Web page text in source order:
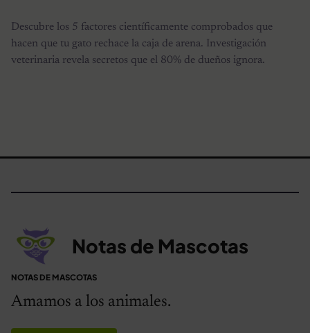
Descubre los 5 factores científicamente comprobados que
hacen que tu gato rechace la caja de arena. Investigación
veterinaria revela secretos que el 80% de dueños ignora.
Notas de Mascotas
NOTAS DE MASCOTAS
Amamos a los animales.